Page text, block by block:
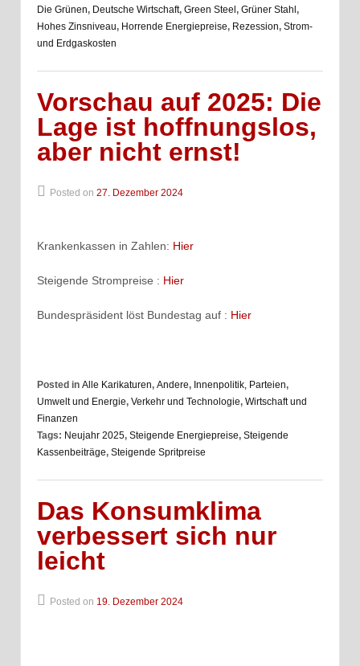
Die Grünen, Deutsche Wirtschaft, Green Steel , Grüner Stahl ,
Hohes Zinsniveau, Horrende Energiepreise, Rezession, Strom-
und Erdgaskosten
Vorschau auf 2025: Die
Lage ist hoffnungslos,
aber nicht ernst!
Posted on 27. Dezember 2024
Krankenkassen in Zahlen: Hier
Steigende Strompreise : Hier
Bundespräsident löst Bundestag auf : Hier
Posted in Alle Karikaturen, Andere, Innenpolitik, Parteien,
Umwelt und Energie, Verkehr und Technologie, Wirtschaft und
Finanzen
Tags: Neujahr 2025, Steigende Energiepreise, Steigende
Kassenbeiträge, Steigende Spritpreise
Das Konsumklima
verbessert sich nur
leicht
Posted on 19. Dezember 2024